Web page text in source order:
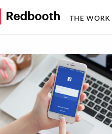
THE WORK